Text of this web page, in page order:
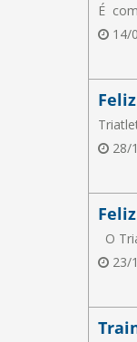
É
14/
28/
O
23/